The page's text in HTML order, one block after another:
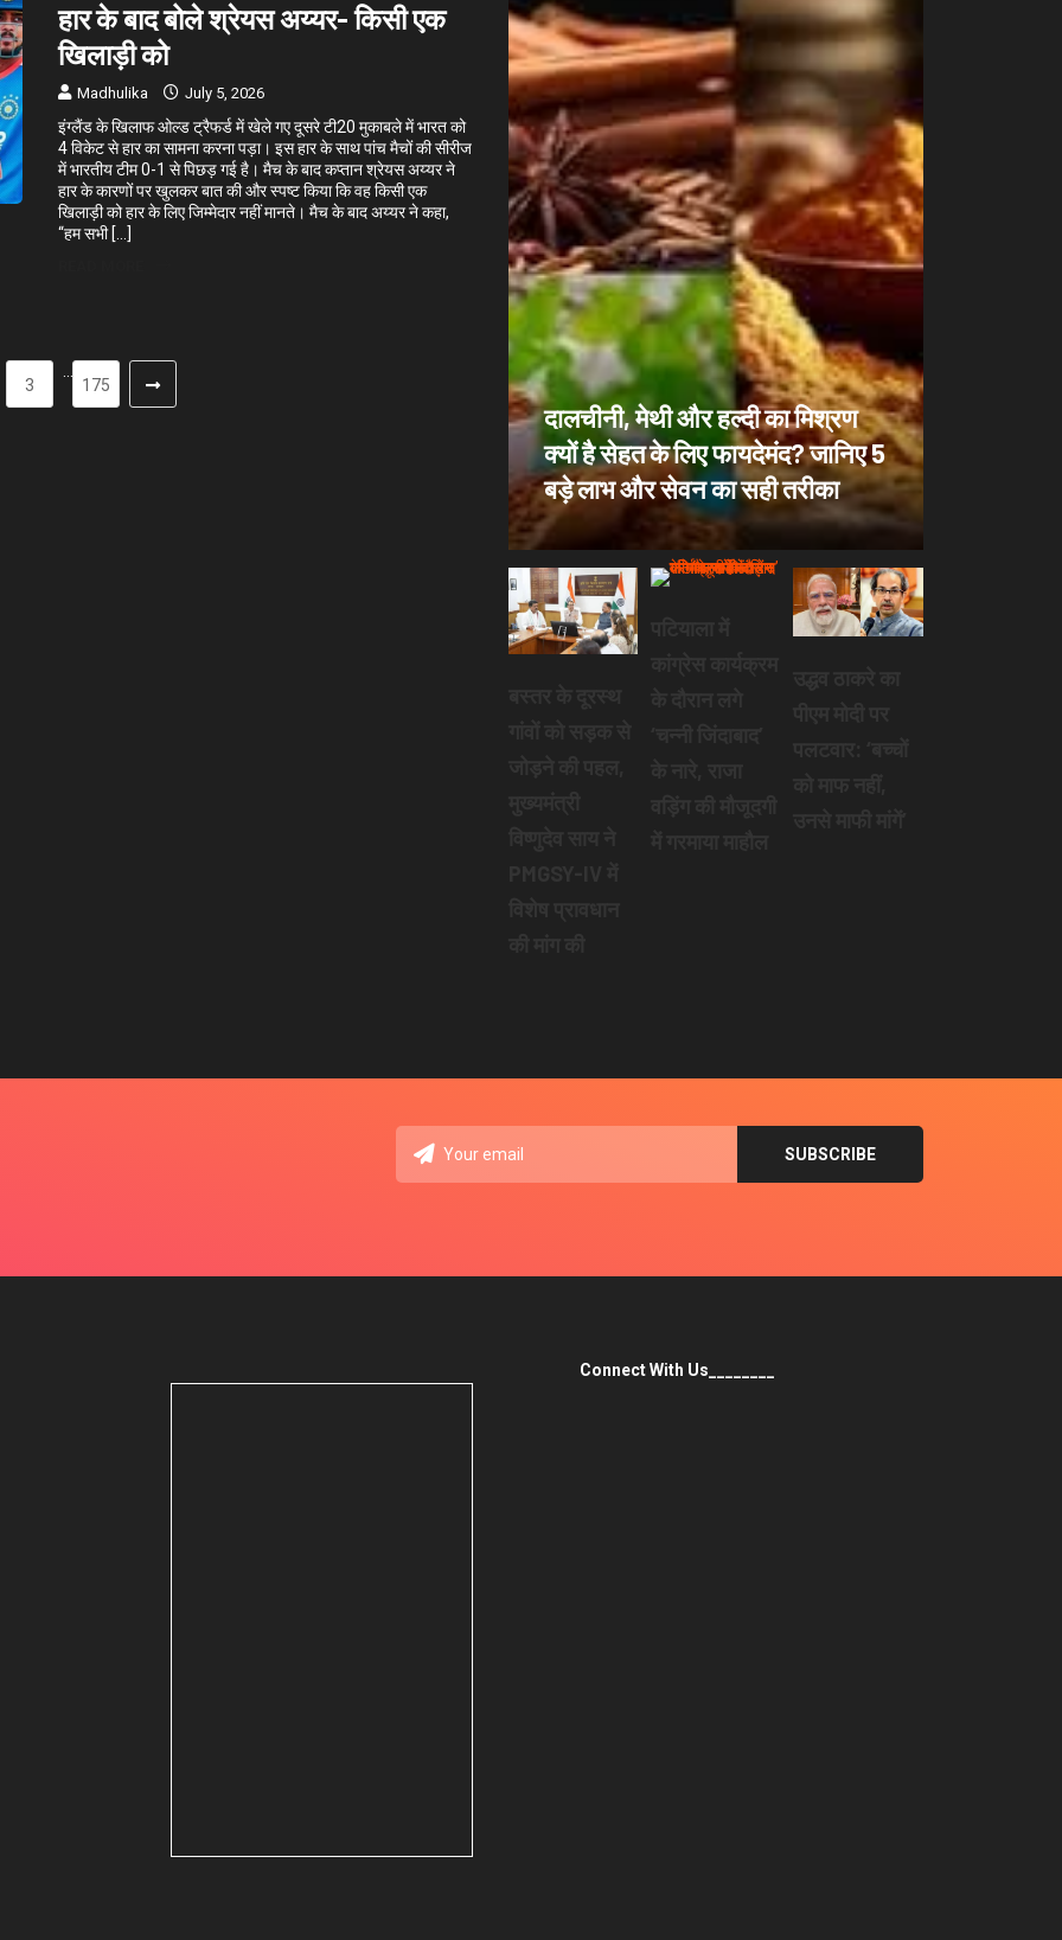
हार के बाद बोले श्रेयस अय्यर- किसी एक
खिलाड़ी को
Madhulika July 5, 2026
इंग्लैंड के खिलाफ ओल्ड ट्रैफर्ड में खेले गए दूसरे टी20 मुकाबले में भारत को
4 विकेट से हार का सामना करना पड़ा। इस हार के साथ पांच मैचों की सीरीज
में भारतीय टीम 0-1 से पिछड़ गई है। मैच के बाद कप्तान श्रेयस अय्यर ने
हार के कारणों पर खुलकर बात की और स्पष्ट किया कि वह किसी एक
खिलाड़ी को हार के लिए जिम्मेदार नहीं मानते। मैच के बाद अय्यर ने कहा,
“हम सभी […]
3
…
175
दालचीनी, मेथी और हल्दी का मिश्रण
क्यों है सेहत के लिए फायदेमंद? जानिए 5
बड़े लाभ और सेवन का सही तरीका
Connect With Us________